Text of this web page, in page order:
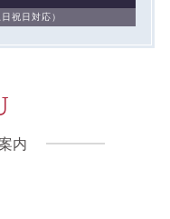
祝日対応）
内